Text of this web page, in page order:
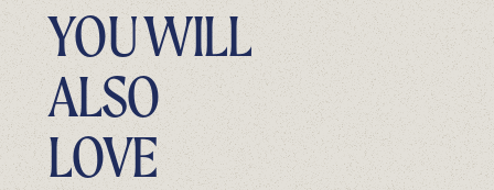
YOU WILL
ALSO
LOVE